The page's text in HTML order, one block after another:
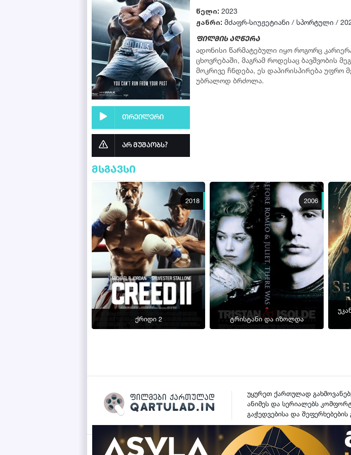
თრეილერი
არ მუშაობს?
წელი: 2023
ჟანრი: მძაფრ-სიუჟეტიანი / სპორტული /
ფილმის აღწერა
ადონისი წარმატებული იყო როგორც
ცხოვრებაში, მაგრამ როდესაც ბავშვობის
მოკრივე ჩნდება, ეს დაპირისპირება უფრო
უბრალოდ ბრძოლა.
მსგავსი
2018
ქრიდი 2
2006
ტრისტანი და იზოლდა
უყურეთ ქართულად
ანიმეს და სერიალებს
გაჭედვებისა და შეფერხებების
Qartulad.in © 2026